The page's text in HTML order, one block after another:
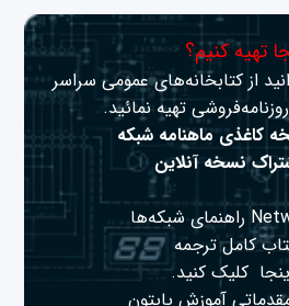
تهیه کنیم؟
از کتابخانه‌های عمومی سراسر
تهیه نمائید.
کاغذی ماهنامه شبکه
نسخه آنلاین
کامل ترجمه
کلیک کنید.
آموزش پایتون